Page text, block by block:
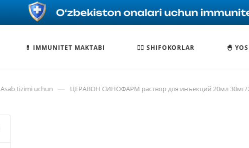
💊 IMMUNITET MAKTABI 🧑‍⚕️ SHIFOKORLAR 🐣
Asab tizimi uchun — ЦЕРАВОН СИНОФАРМ раствор для инъекций 20мл 30мг/